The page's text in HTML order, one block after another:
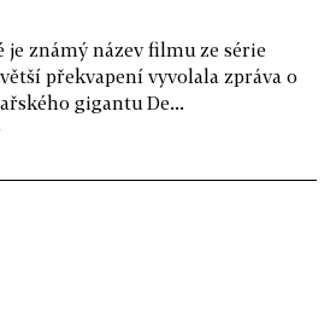
je známý název filmu ze série
překvapení vyvolala zpráva o
gigantu De...